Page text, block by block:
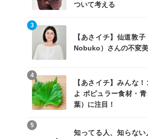
ついて考える
【あさイチ】仙道敦
Nobuko）さんの不変美
3
【あさイチ】みんな
よ ポピュラー食材・
葉）に注目！
4
知ってる人、知らない
5